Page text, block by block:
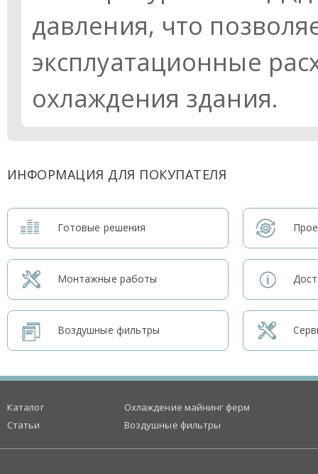
давления, что
эксплуатационные
охлаждения здания.
ИНФОРМАЦИЯ ДЛЯ ПОКУПАТЕЛЯ
Готовые решения
Монтажные работы
Воздушные фильтры
Каталог
Статьи
Охлаждение майнинг ферм
Воздушные фильтры